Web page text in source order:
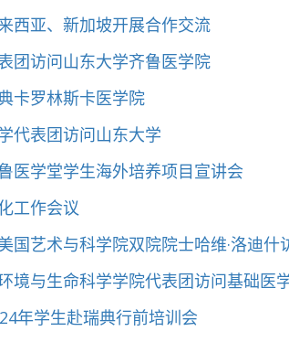
西亚、新加坡开展合作交流
团访问山东大学齐鲁医学院
卡罗林斯卡医学院
代表团访问山东大学
医学堂学生海外培养项目宣讲会
工作会议
国艺术与科学院双院院士哈维·洛迪什
境与生命科学学院代表团访问基础医
年学生赴瑞典行前培训会